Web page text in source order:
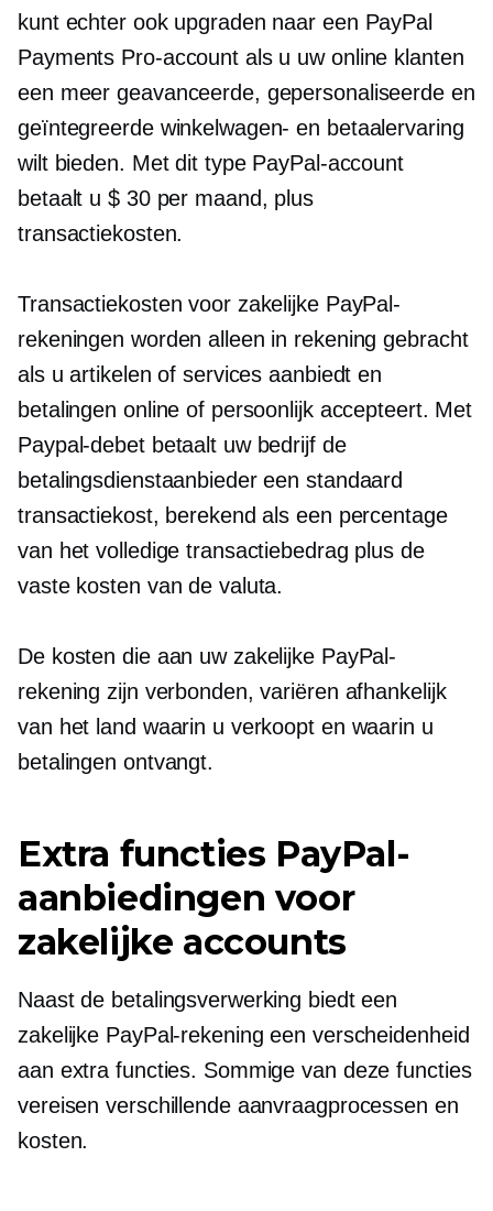
kunt echter ook upgraden naar een PayPal
Payments Pro-account als u uw online klanten
een meer geavanceerde, gepersonaliseerde en
geïntegreerde winkelwagen- en betaalervaring
wilt bieden. Met dit type PayPal-account
betaalt u $ 30 per maand, plus
transactiekosten.
Transactiekosten voor zakelijke PayPal-
rekeningen worden alleen in rekening gebracht
als u artikelen of services aanbiedt en
betalingen online of persoonlijk accepteert. Met
Paypal-debet betaalt uw bedrijf de
betalingsdienstaanbieder een standaard
transactiekost, berekend als een percentage
van het volledige transactiebedrag plus de
vaste kosten van de valuta.
De kosten die aan uw zakelijke PayPal-
rekening zijn verbonden, variëren afhankelijk
van het land waarin u verkoopt en waarin u
betalingen ontvangt.
Extra functies PayPal-
aanbiedingen voor
zakelijke accounts
Naast de betalingsverwerking biedt een
zakelijke PayPal-rekening een verscheidenheid
aan extra functies. Sommige van deze functies
vereisen verschillende aanvraagprocessen en
kosten.